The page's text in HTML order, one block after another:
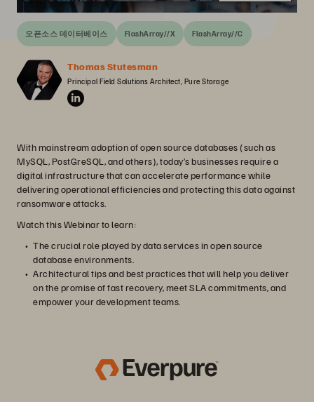
오픈소스 데이터베이스 FlashArray//X FlashArray//C
Thomas Stutesman
Principal Field Solutions Architect, Pure Storage
With mainstream adoption of open source databases (such as
MySQL, PostGreSQL, and others), today’s businesses require a
digital infrastructure that can accelerate performance while
delivering operational efficiencies and protecting this data against
ransomware attacks.
Watch this Webinar to learn:
The crucial role played by data services in open source
database environments.
Architectural tips and best practices that will help you deliver
on the promise of fast recovery, meet SLA commitments, and
empower your development teams.